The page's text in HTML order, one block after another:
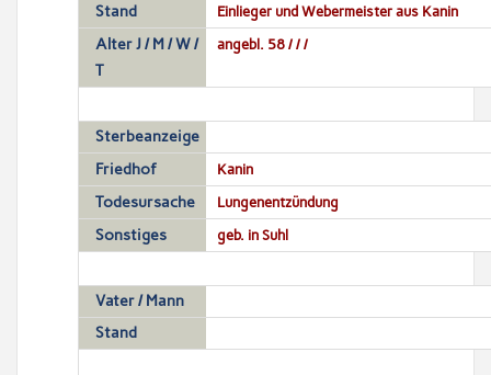
Stand Einlieger und Webermeister aus Kanin
Alter J / M / W /
T
angebl. 58 / / /
Sterbeanzeige
Friedhof
Kanin
Todesursache Lungenentzündung
Sonstiges geb. in Suhl
Vater / Mann
Stand